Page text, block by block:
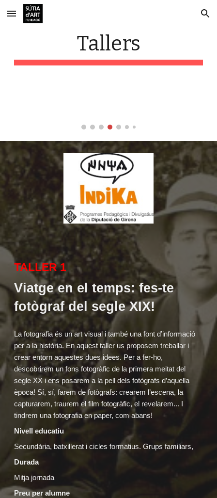
Skip to main content Skip to navigation
Tallers
TALLER 1
Viatge en el temps: fes-te
fotògraf del segle XIX!
La fotografia és un art visual i també una font d’informació
per a la història. En aquest taller us proposem treballar i
crear entorn aquestes dues idees. Per a fer-ho,
descobrirem un fons fotogràfic de la primera meitat del
segle XX i ens posarem a la pell dels fotògrafs d’aquella
època! Sí, sí, farem de fotògrafs: crearem l’escena, la
capturarem, traurem el film fotogràfic, el revelarem... I
tindrem una fotografia en paper, com abans!
Nivell educatiu
Secundària, batxillerat i cicles formatius. Grups familiars,
Durada
Mitja jornada
Preu per alumne